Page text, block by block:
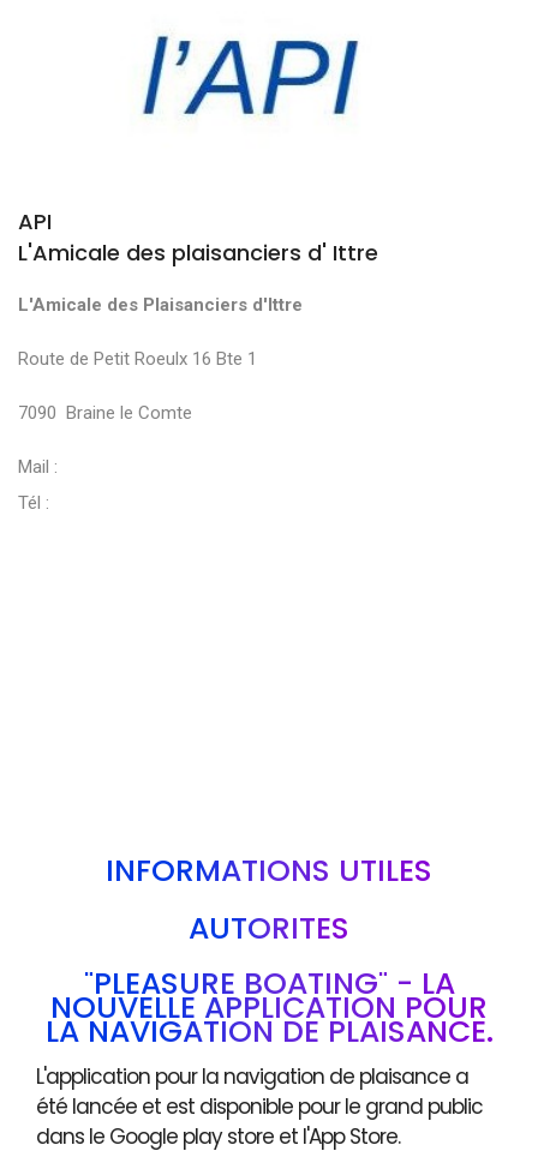
API
L'Amicale des plaisanciers d' Ittre
L'Amicale des Plaisanciers d'Ittre
Route de Petit Roeulx 16 Bte 1
7090 Braine le Comte
Mail :
Tél :
INFORMATIONS UTILES
AUTORITÉS
"PLEASURE BOATING" - LA
NOUVELLE APPLICATION POUR
LA NAVIGATION DE PLAISANCE.
L'application pour la navigation de plaisance a
été lancée et est disponible pour le grand public
dans le Google play store et l'App Store.